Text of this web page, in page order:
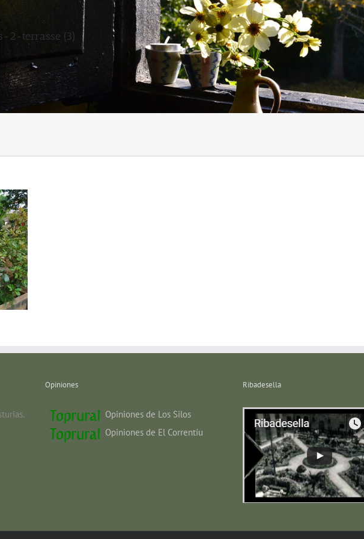
2-terrasse (3)
Opiniones
Opiniones de Los Silos
Opiniones de El Correntíu
Ribadesella